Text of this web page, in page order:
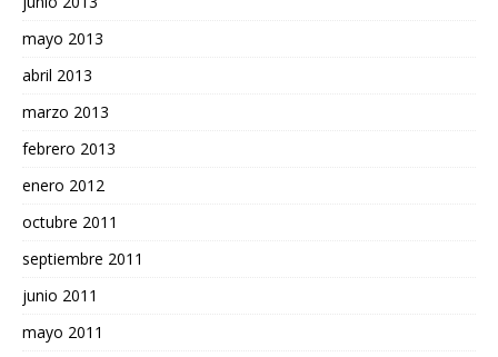
mayo 2013
abril 2013
marzo 2013
febrero 2013
enero 2012
octubre 2011
septiembre 2011
junio 2011
mayo 2011